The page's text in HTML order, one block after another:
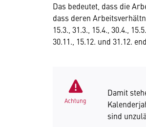
Das bedeutet, dass die
dass deren
15.3., 31.3., 15.4., 30.4.,
30.11., 15.12. und 31.12.
Achtung
Damit
sind